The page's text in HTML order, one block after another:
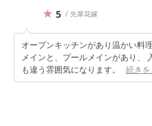
5 / 先輩花嫁
オープンキッチンがあり温かい料
メインと、プールメインがあり、
も違う雰囲気になります。
続き